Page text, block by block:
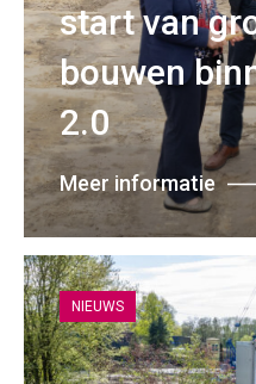
start van
bouwen
2.0
Meer informatie
NIEUWS